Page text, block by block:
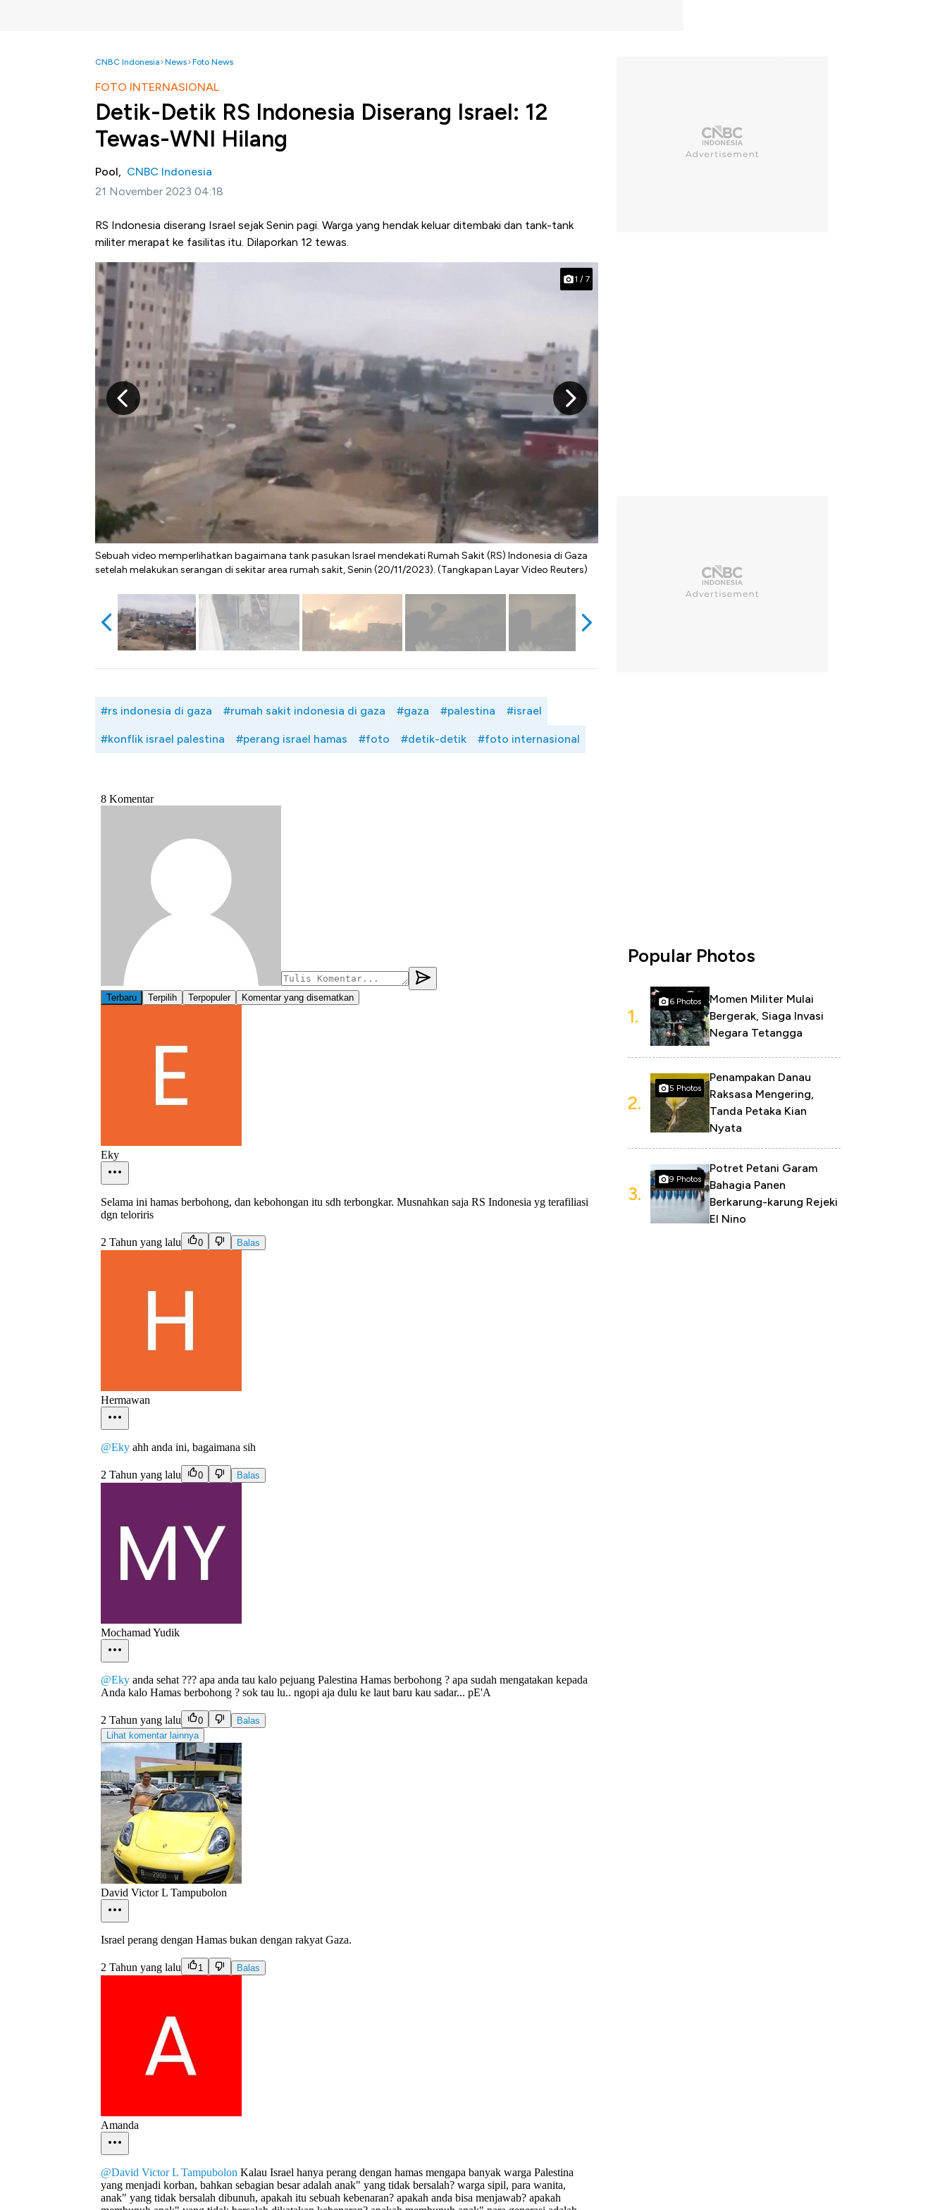
CNBC Indonesia News Foto News
FOTO INTERNASIONAL
Detik-Detik RS Indonesia Diserang Israel: 12
Tewas-WNI Hilang
Pool, CNBC Indonesia
21 November 2023 04:18
RS Indonesia diserang Israel sejak Senin pagi. Warga yang hendak keluar ditembaki dan tank-tank
militer merapat ke fasilitas itu. Dilaporkan 12 tewas.
Sebuah video memperlihatkan bagaimana tank pasukan Israel mendekati Rumah Sakit (RS) Indonesia di Gaza
setelah melakukan serangan di sekitar area rumah sakit, Senin (20/11/2023). (Tangkapan Layar Video Reuters)
dapat digunakan untuk operasi lagi, seperti yang dilaporkan oleh Al
1 / 7
#rs indonesia di gaza #rumah sakit indonesia di gaza #gaza #palestina #israel
#konflik israel palestina #perang israel hamas #foto #detik-detik #foto internasional
Popular Photos
1.
6 Photos
Momen Militer Mulai
Bergerak, Siaga Invasi
Negara Tetangga
2.
5 Photos
Penampakan Danau
Raksasa Mengering,
Tanda Petaka Kian
Nyata
3.
9 Photos
Potret Petani Garam
Bahagia Panen
Berkarung-karung Rejeki
El Nino